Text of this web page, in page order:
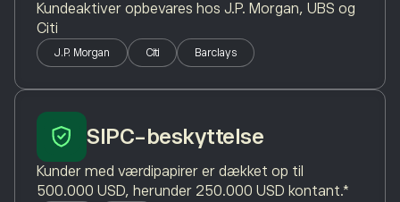
Kundeaktiver opbevares hos J.P. Morgan, UBS og
Citi
J.P. Morgan Citi Barclays
SIPC-beskyttelse
Kunder med værdipapirer er dækket op til
500.000 USD, herunder 250.000 USD kontant.*